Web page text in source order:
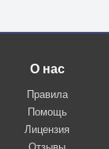
О нас
Правила
Помощь
Лицензия